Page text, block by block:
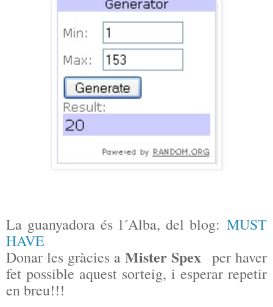
La guanyadora és l´Alba, del blog: MUST
HAVE
Donar les gràcies a Mister Spex per haver
fet possible aquest sorteig, i esperar repetir
en breu!!!